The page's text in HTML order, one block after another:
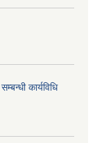
कार्यविधि